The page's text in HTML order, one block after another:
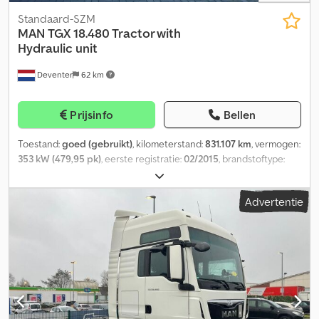
Deventer 62 km
Standaard-SZM
MAN TGX 18.480 Tractor with
Hydraulic unit
Prijsinfo Bellen
Toestand:goed (gebruikt), kilometerstand:831.107 km, vermogen:
353 kW (479,95 pk), eerste registratie:02/2015, brandstoftype:
, brandstof:
kleur:zilver, bestuurderscabine:slaapcabine, soort
, aantal versnellingen: 16
, ophanging: lucht, Bouwjaar:
ABS, AdBlue, airconditioning, centrale vergrendeling, cruise
control, elektrisch verstelbare spiegel, elektrische
raamverstelling, koelkast, navigatiesysteem, retarder
opties en toebehoren = - Aluminium brandstoftank -
Kiephydrauliek - Luchtvering - Radio/CD-speler - Slaapcabine -
Zonneklep - Aftakas (PTO) - Aftakas (PTO) Crjdpfowwthcox Angjf
Advertentie